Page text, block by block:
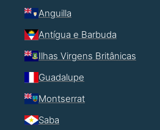
Anguilla
Antígua e Barbuda
Ilhas Virgens Britânicas
Guadalupe
Montserrat
Saba